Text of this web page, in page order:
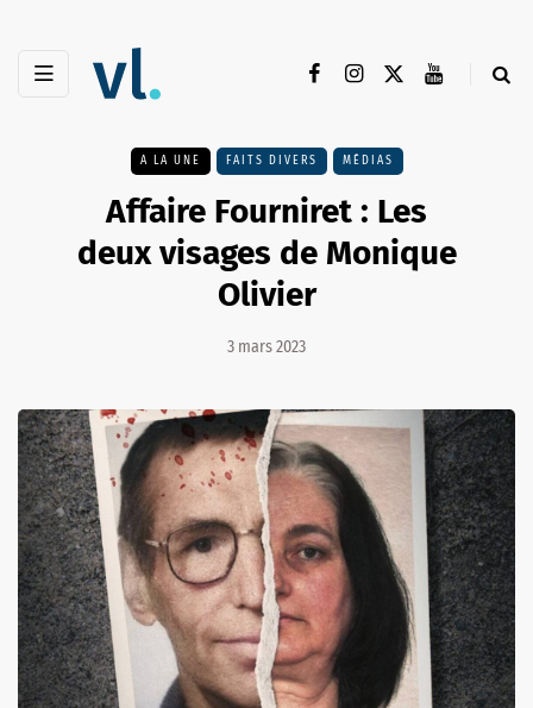
A LA UNE FAITS DIVERS MÉDIAS
Affaire Fourniret : Les
deux visages de Monique
Olivier
3 mars 2023